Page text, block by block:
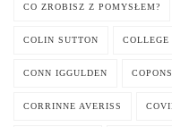
CO ZROBISZ Z POMYSŁEM?
COLIN SUTTON COLLEGE
CONN IGGULDEN
CORRINNE AVERISS